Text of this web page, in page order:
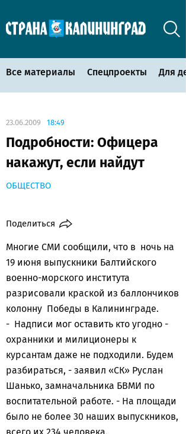
Все материалы Спецпроекты Для
23.06.2009 18:49
Подробности: Офицера
накажут, если найдут
ОБЩЕСТВО
Поделиться
Многие СМИ сообщили, что в ночь на
19 июня выпускники Балтийского
военно-морского института
разрисовали краской из баллончиков
колонну Победы в Калининграде.
- Надписи мог оставить кто угодно -
охранники и милиционеры к
курсантам даже не подходили. Будем
разбираться, - заявил «СК» Руслан
Шанько, замначальника БВМИ по
воспитательной работе. - На площади
было не более 30 наших выпускников,